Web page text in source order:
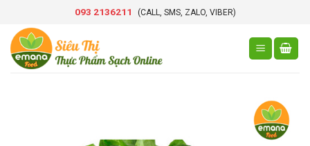
content
093 2136211 (CALL, SMS, ZALO, VIBER)